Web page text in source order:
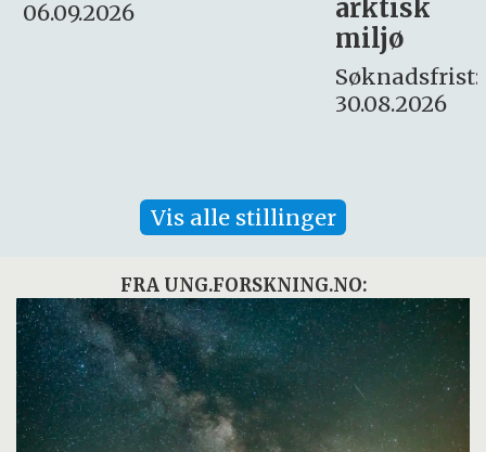
Søknadsfrist:
16. august.
Vis alle stillinger
FRA UNG.FORSKNING.NO: